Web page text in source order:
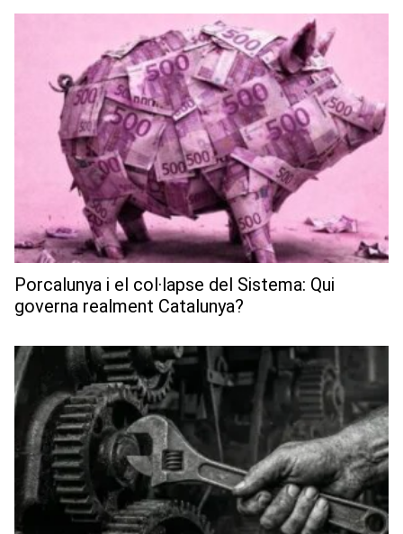
Porcalunya i el col·lapse del Sistema: Qui
governa realment Catalunya?